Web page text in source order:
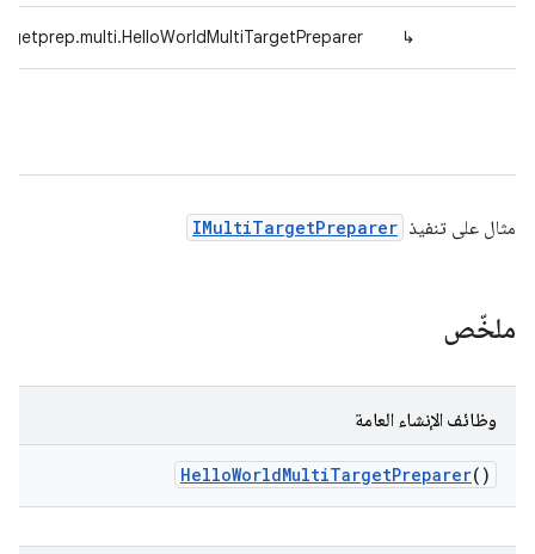
↳
مثال على تنفيذ IMultiTargetPreparer
ملخّص
وظائف الإنشاء العامة
HelloWorldMultiTargetPreparer()